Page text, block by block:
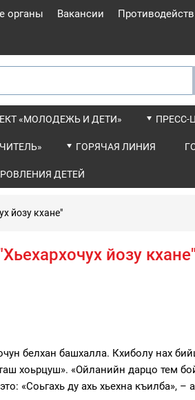
органы Вакансии
«МОЛОДЕЖЬ И ДЕТИ» ПРЕСС-
ГОРЯЧАЯ ЛИНИЯ
ДЕТЕЙ
йозу кхане"
йозу
белхан башхалла. Кхиболу нах
хоьрцуш». «Ойланийн дарцо тем
«Соьгахь ду ахь хьехна къилба», –